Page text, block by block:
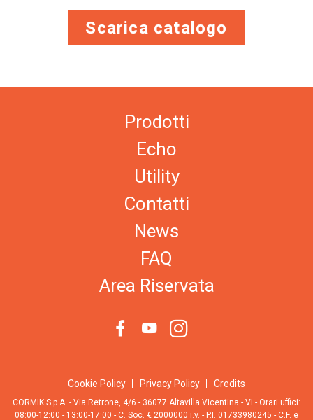
Scarica catalogo
Prodotti
Echo
Utility
Contatti
News
FAQ
Area Riservata
Cookie Policy Privacy Policy Credits
CORMIK S.p.A. - Via Retrone, 4/6 - 36077 Altavilla Vicentina - VI - Orari uffici:
08:00-12:00 - 13:00-17:00 - C. Soc. € 2000000 i.v. - P.I. 01733980245 - C.F. e